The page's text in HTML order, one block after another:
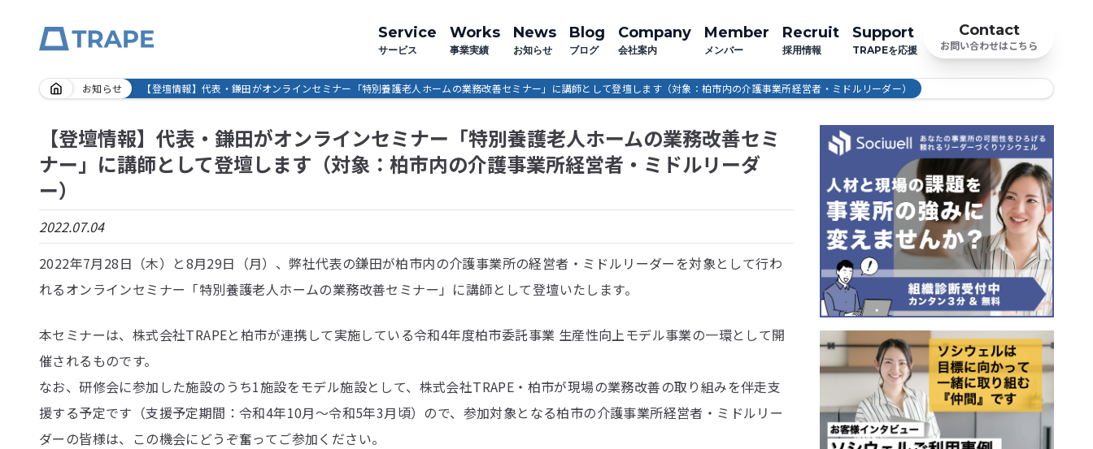
Service
サービス
Works
事業実績
News
お知らせ
Blog
ブログ
Company
会社案内
Member
メンバー
Recruit
採用情報
Support
TRAPEを応援
Contact
お問い合わせはこちら
お知らせ 【登壇情報】代表・鎌田がオンラインセミナー「特別養護老人ホームの業務改善セミナー」に講師として登壇します（対象：柏市内の介護事業所経営者・ミドルリーダー）
【登壇情報】代表・鎌田がオンラインセミナー「特別養護老人ホームの業務改善セミ
ナー」に講師として登壇します（対象：柏市内の介護事業所経営者・ミドルリーダ
ー）
2022.07.04
2022年7月28日（木）と8月29日（月）、弊社代表の鎌田が柏市内の介護事業所の経営者・ミドルリーダーを対象として行わ
れるオンラインセミナー「特別養護老人ホームの業務改善セミナー」に講師として登壇いたします。
本セミナーは、株式会社TRAPEと柏市が連携して実施している令和4年度柏市委託事業 生産性向上モデル事業の一環として開
催されるものです。
なお、研修会に参加した施設のうち1施設をモデル施設として、株式会社TRAPE・柏市が現場の業務改善の取り組みを伴走支
援する予定です（支援予定期間：令和4年10月〜令和5年3月頃）ので、参加対象となる柏市の介護事業所経営者・ミドルリー
ダーの皆様は、この機会にどうぞ奮ってご参加ください。